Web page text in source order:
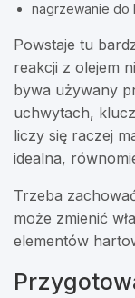
nagrzewanie do
Powstaje tu
reakcji z olejem
bywa używany
uchwytach,
liczy się raczej
idealna,
Trzeba
może zmienić
elementów